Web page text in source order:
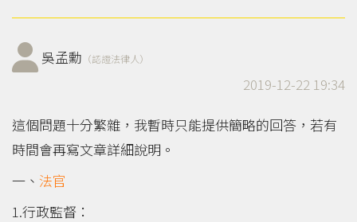
吳孟勳 （認證法律人）
2019-12-22 19:34
這個問題十分繁雜，我暫時只能提供簡略的回答，若有
時間會再寫文章詳細說明。
一、 法官
1.行政監督：